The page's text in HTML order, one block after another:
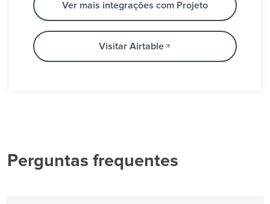
Ver mais integrações com Projeto
Visitar Airtable
Perguntas frequentes